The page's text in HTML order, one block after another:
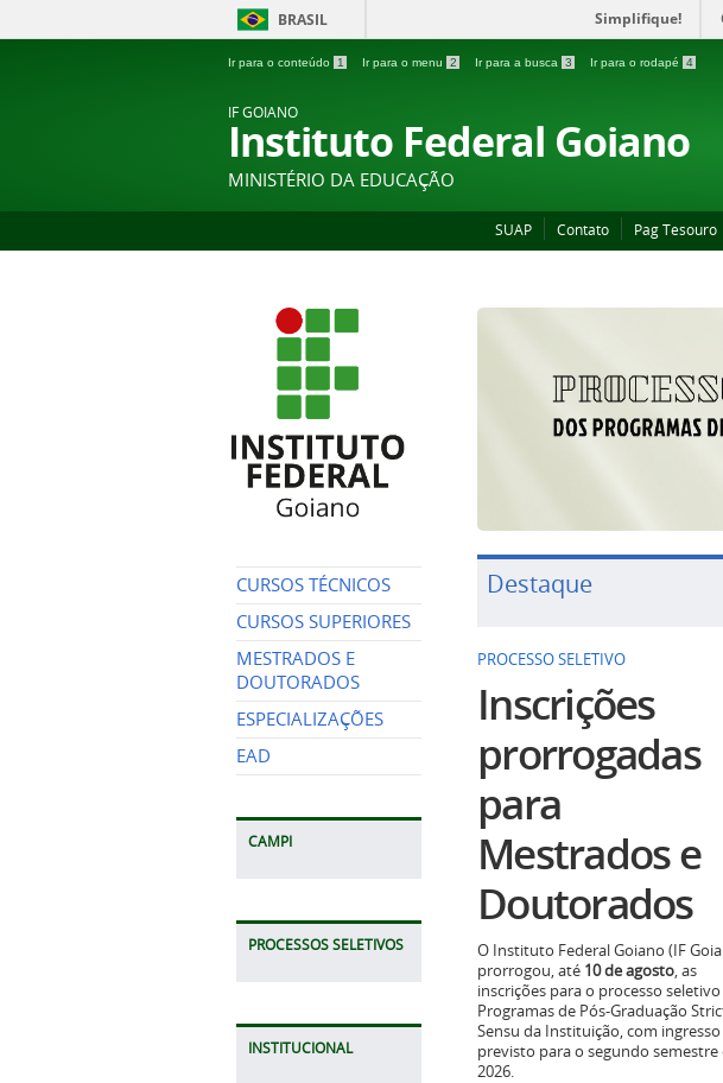
BRASIL Simplifique!
Ir para o conteúdo 1 Ir para o menu 2 Ir para a busca 3 Ir para o rodapé 4
IF GOIANO
Instituto Federal Goiano
MINISTÉRIO DA EDUCAÇÃO
SUAP Contato Pag Tesouro
CURSOS TÉCNICOS
CURSOS SUPERIORES
MESTRADOS E
DOUTORADOS
ESPECIALIZAÇÕES
EAD
CAMPI
PROCESSOS SELETIVOS
INSTITUCIONAL
Destaque
PROCESSO SELETIVO
Inscrições
prorrogadas
para
Mestrados e
Doutorados
O Instituto Federal Goiano (IF
prorrogou, até 10 de agosto, as
inscrições para o processo
Programas de Pós-Graduação
Sensu da Instituição, com ingresso
previsto para o segundo semestre
2026.